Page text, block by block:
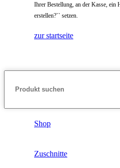
Ihrer Bestellung, an der Kasse, ein
erstellen?`` setzen.
zur startseite
Shop
Zuschnitte